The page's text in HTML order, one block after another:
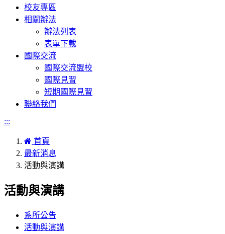
校友專區
相關辦法
辦法列表
表單下載
國際交流
國際交流盟校
國際見習
短期國際見習
聯絡我們
:::
首頁
最新消息
活動與演講
活動與演講
系所公告
活動與演講